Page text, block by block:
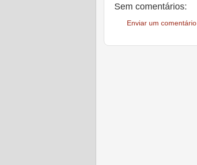
Sem comentários:
Enviar um comentário